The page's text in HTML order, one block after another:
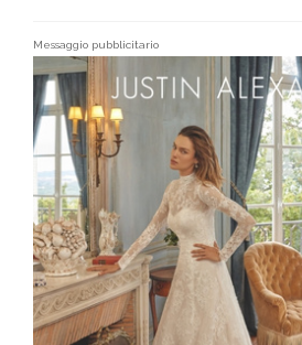
Messaggio pubblicitario